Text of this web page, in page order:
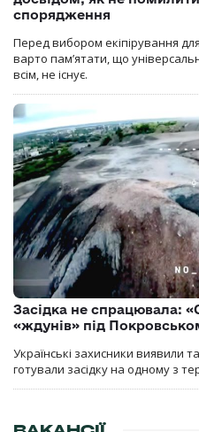
спорядження
Перед вибором екіпірування
варто пам’ятати, що
всім, не існує.
Засідка не спрацювала:
«ждунів» під
Українські захисники виявили
готували засідку на одному з